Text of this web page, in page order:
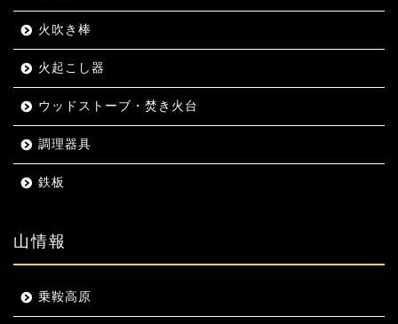
火吹き棒
火起こし器
ウッドストーブ・焚き火台
調理器具
鉄板
山情報
乗鞍高原